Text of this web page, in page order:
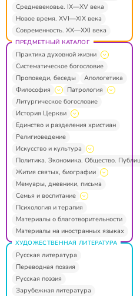
Средневековье. IX—XV века
Новое время. XVI—XIX века
Современность. XX—XXI века
ПРЕДМЕТНЫЙ КАТАЛОГ
Практика духовной жизни
Систематическое богословие
Проповеди, беседы
Апологетика
Философия
Патрология
Литургическое богословие
История Церкви
Единство и разделения христиан
Религиоведение
Искусство и культура
Политика. Экономика. Общество.
Жития святых, биографии
Мемуары, дневники, письма
Семья и воспитание
Психология и терапия
Материалы о благотворительности
Материалы на иностранных языках
ХУДОЖЕСТВЕННАЯ ЛИТЕРАТУРА
Русская литература
Переводная поэзия
Русская поэзия
Зарубежная литература